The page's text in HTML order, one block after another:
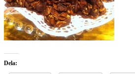
Dela: